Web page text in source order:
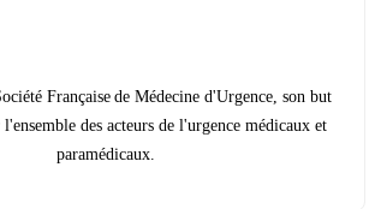
Française de Médecine d'Urgence, son but
l'ensemble des acteurs de l'urgence médicaux et
paramédicaux.